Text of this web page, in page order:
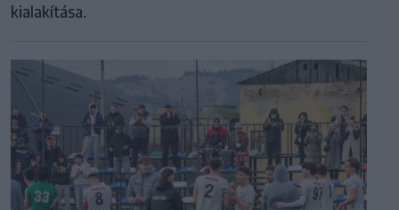
kialakítása.